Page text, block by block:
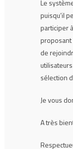
Le
puisqu’il
participer
proposant
de
sélection
Je vous
A très